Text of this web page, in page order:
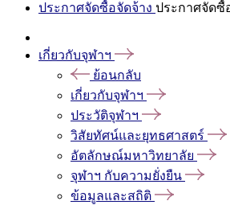
ประกาศจัดซื้อจัดจ้าง ประกาศจัดซื้
เกี่ยวกับจุฬาฯ
ย้อนกลับ
เกี่ยวกับจุฬาฯ
ประวัติจุฬาฯ
วิสัยทัศน์และยุทธศาสตร์
อัตลักษณ์มหาวิทยาลัย
จุฬาฯ กับความยั่งยืน
ข้อมูลและสถิติ